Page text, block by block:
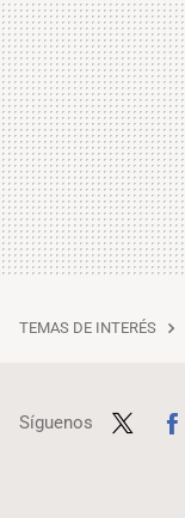
TEMAS DE INTERÉS
Síguenos